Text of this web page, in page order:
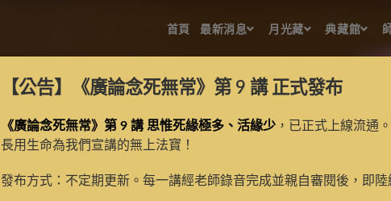
首頁 最新消息 月光藏 典藏館
廣論
【公告】 《廣論念死無常》第 9 講正式發布
《廣論念死無常》第 9 講 思惟死緣極多、活緣少，已正式上線流通
長用生命為我們宣講的無上法寶！
發布方式：不定期更新。每一講經老師錄音完成並親自審閱後，即陸